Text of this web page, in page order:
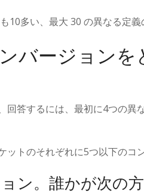
10多い、最大 30 の異なる定義
バージョン
回答するには、最初に4つの
ットのそれぞれに5つ以下のコ
ン。誰かが次の